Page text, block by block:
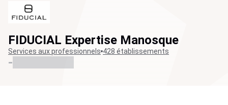
FIDUCIAL Expertise Manosque
Services aux professionnels 428 établissements
-